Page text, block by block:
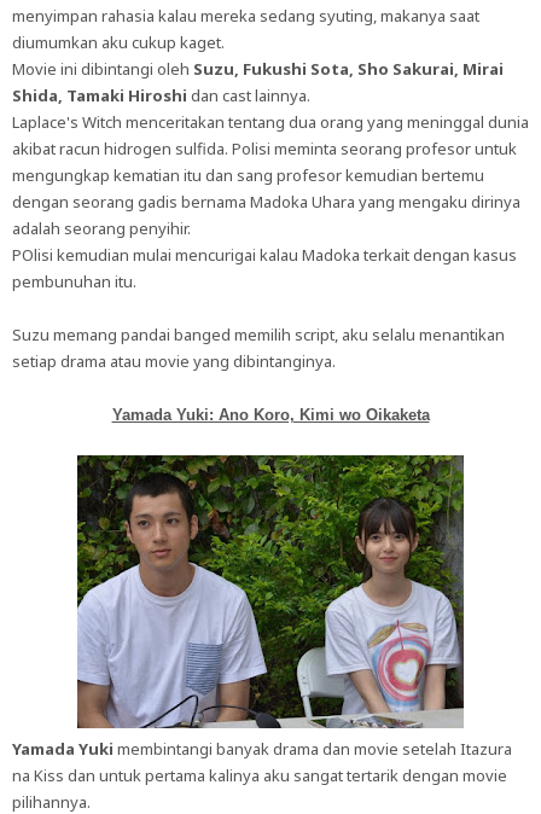
menyimpan rahasia kalau mereka sedang syuting, makanya saat
diumumkan aku cukup kaget.
Movie ini dibintangi oleh Suzu, Fukushi Sota, Sho Sakurai, Mirai
Shida, Tamaki Hiroshi dan cast lainnya.
Laplace's Witch menceritakan tentang dua orang yang meninggal dunia
akibat racun hidrogen sulfida. Polisi meminta seorang profesor untuk
mengungkap kematian itu dan sang profesor kemudian bertemu
dengan seorang gadis bernama Madoka Uhara yang mengaku dirinya
adalah seorang penyihir.
POlisi kemudian mulai mencurigai kalau Madoka terkait dengan kasus
pembunuhan itu.
Suzu memang pandai banged memilih script, aku selalu menantikan
setiap drama atau movie yang dibintanginya.
Yamada Yuki: Ano Koro, Kimi wo Oikaketa
Yamada Yuki membintangi banyak drama dan movie setelah Itazura
na Kiss dan untuk pertama kalinya aku sangat tertarik dengan movie
pilihannya.